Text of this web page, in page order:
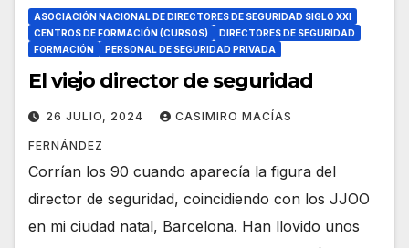
ASOCIACIÓN NACIONAL DE DIRECTORES DE SEGURIDAD SIGLO XXI
CENTROS DE FORMACIÓN (CURSOS)
DIRECTORES DE SEGURIDAD
FORMACIÓN
PERSONAL DE SEGURIDAD PRIVADA
El viejo director de seguridad
26 JULIO, 2024 CASIMIRO MACÍAS
FERNÁNDEZ
Corrían los 90 cuando aparecía la figura del
director de seguridad, coincidiendo con los JJOO
en mi ciudad natal, Barcelona. Han llovido unos